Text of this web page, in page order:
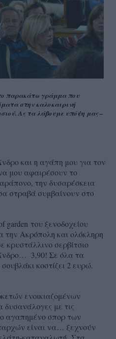
παρακάτω γράμμα που
στην καλοκαιρινή
Ας τα λάβουμε υπόψη μας –
και η αγάπη μου για τον
μου αφαιρέσουν το
την δυσαρέσκεια
στραβά συμβαίνουν στο
garden του ξενοδοχείου
Ακρόπολη και ολόκληρη
κρυστάλλινο σερβίτσιο
3,90! Σε όλα τα
κοστίζει 2 ευρώ.
ενοικιαζομένων
δυσανάλογες με τις
αγαπημένο σπορ των
είναι να… ξεχνούν